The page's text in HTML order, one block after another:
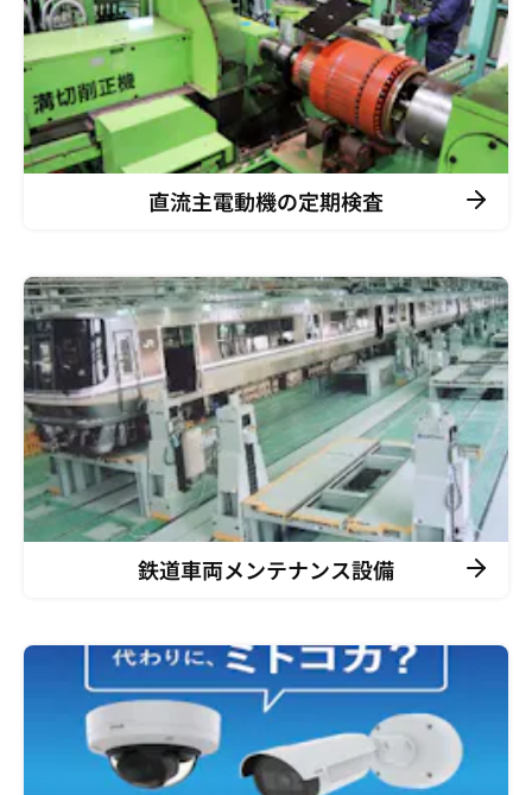
直流主電動機の定期検査
鉄道車両メンテナンス設備